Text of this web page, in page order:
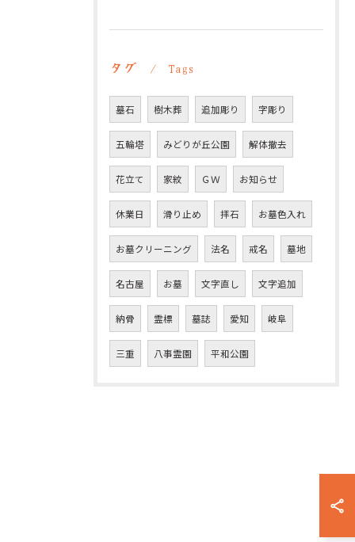
タグ Tags
墓石 樹木葬 追加彫り 字彫り
五輪塔 みどりが丘公園 解体撤去
花立て 家紋 ＧＷ お知らせ
休業日 滑り止め 拝石 お墓色入れ
お墓クリーニング 法名 戒名 墓地
名古屋 お墓 文字直し 文字追加
納骨 霊標 墓誌 愛知 岐阜
三重 八事霊園 平和公園